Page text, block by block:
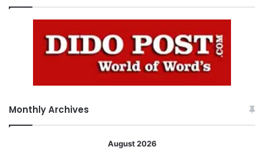
Monthly Archives
August 2026